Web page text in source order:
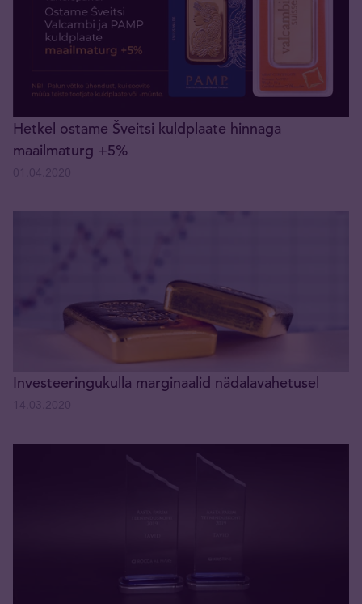
Hetkel ostame Šveitsi kuldplaate hinnaga
maailmaturg +5%
Investeeringukulla marginaalid nädalavahetusel